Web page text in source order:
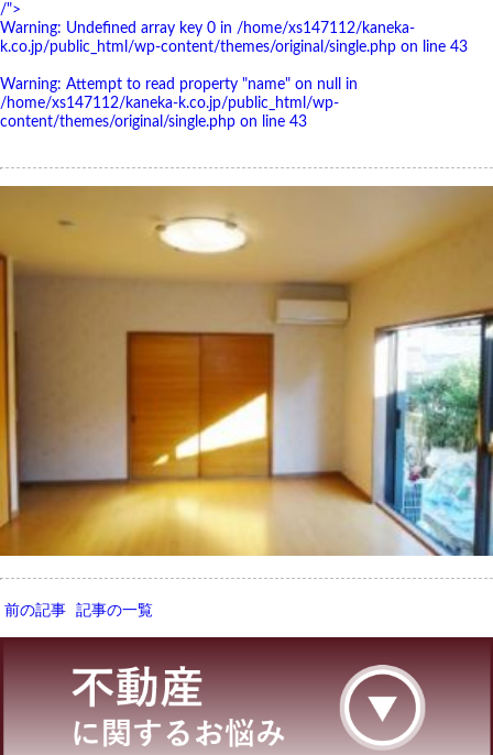
/">
Warning: Undefined array key 0 in /home/xs147112/kaneka-
k.co.jp/public_html/wp-content/themes/original/single.php on line 43
Warning: Attempt to read property "name" on null in
/home/xs147112/kaneka-k.co.jp/public_html/wp-
content/themes/original/single.php on line 43
前の記事 記事の一覧